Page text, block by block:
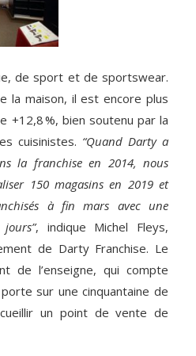
de sport et de sportswear.
la maison, il est encore plus
+12,8 %, bien soutenu par la
cuisinistes. “Quand Darty a
la franchise en 2014, nous
150 magasins en 2019 et
à fin mars avec une
, indique Michel Fleys,
de Darty Franchise. Le
de l’enseigne, qui compte
sur une cinquantaine de
un point de vente de